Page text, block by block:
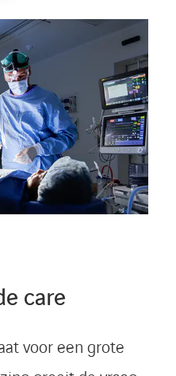
care
voor een grote